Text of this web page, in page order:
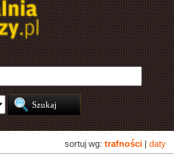
sortuj wg: trafności daty